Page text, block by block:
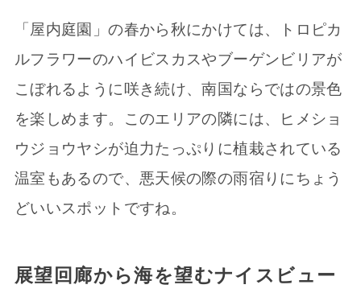
「屋内庭園」の春から秋にかけては、トロピカ
ルフラワーのハイビスカスやブーゲンビリアが
こぼれるように咲き続け、南国ならではの景色
を楽しめます。このエリアの隣には、ヒメショ
ウジョウヤシが迫力たっぷりに植栽されている
温室もあるので、悪天候の際の雨宿りにちょう
どいいスポットですね。
展望回廊から海を望むナイスビュー